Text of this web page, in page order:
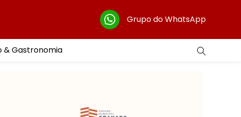
Grupo do WhatsApp
& Gastronomia